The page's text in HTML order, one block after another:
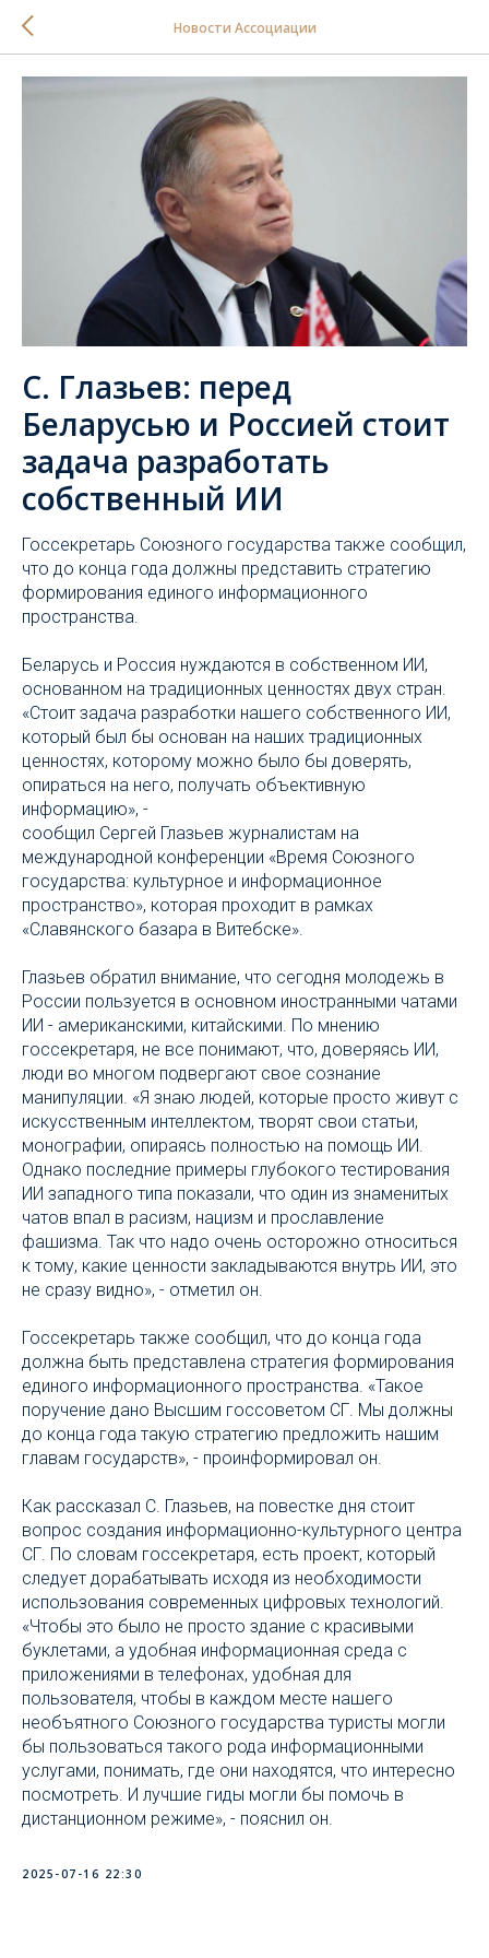
Новости Ассоциации
С. Глазьев: перед
Беларусью и Россией стоит
задача разработать
собственный ИИ
Госсекретарь Союзного государства также сообщил,
что до конца года должны представить стратегию
формирования единого информационного
пространства.
Беларусь и Россия нуждаются в собственном ИИ,
основанном на традиционных ценностях двух стран.
«Стоит задача разработки нашего собственного ИИ,
который был бы основан на наших традиционных
ценностях, которому можно было бы доверять,
опираться на него, получать объективную
информацию», -
сообщил Сергей Глазьев журналистам на
международной конференции «Время Союзного
государства: культурное и информационное
пространство», которая проходит в рамках
«Славянского базара в Витебске».
Глазьев обратил внимание, что сегодня молодежь в
России пользуется в основном иностранными чатами
ИИ - американскими, китайскими. По мнению
госсекретаря, не все понимают, что, доверяясь ИИ,
люди во многом подвергают свое сознание
манипуляции. «Я знаю людей, которые просто живут с
искусственным интеллектом, творят свои статьи,
монографии, опираясь полностью на помощь ИИ.
Однако последние примеры глубокого тестирования
ИИ западного типа показали, что один из знаменитых
чатов впал в расизм, нацизм и прославление
фашизма. Так что надо очень осторожно относиться
к тому, какие ценности закладываются внутрь ИИ, это
не сразу видно», - отметил он.
Госсекретарь также сообщил, что до конца года
должна быть представлена стратегия формирования
единого информационного пространства. «Такое
поручение дано Высшим госсоветом СГ. Мы должны
до конца года такую стратегию предложить нашим
главам государств», - проинформировал он.
Как рассказал С. Глазьев, на повестке дня стоит
вопрос создания информационно-культурного центра
СГ. По словам госсекретаря, есть проект, который
следует дорабатывать исходя из необходимости
использования современных цифровых технологий.
«Чтобы это было не просто здание с красивыми
буклетами, а удобная информационная среда с
приложениями в телефонах, удобная для
пользователя, чтобы в каждом месте нашего
необъятного Союзного государства туристы могли
бы пользоваться такого рода информационными
услугами, понимать, где они находятся, что интересно
посмотреть. И лучшие гиды могли бы помочь в
дистанционном режиме», - пояснил он.
2025-07-16 22:30